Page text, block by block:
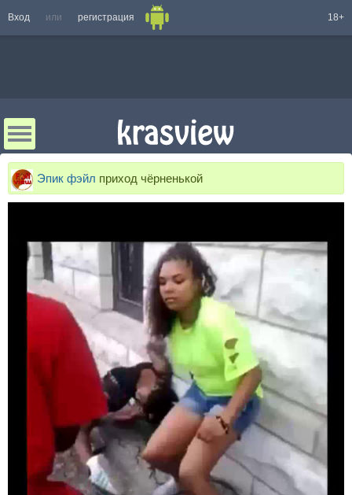
Вход или регистрация 18+
Эпик фэйл приход чёрненькой